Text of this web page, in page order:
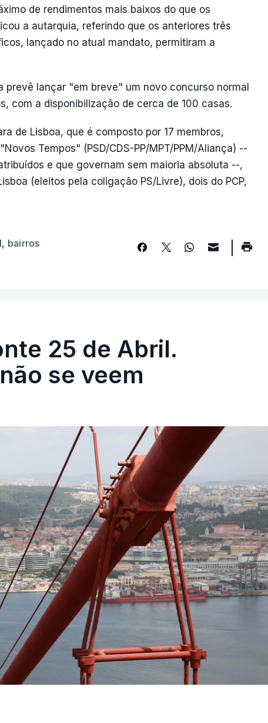
de rendimentos mais baixos do que os
a autarquia, referindo que os anteriores três
lançado no atual mandato, permitiram a
prevê lançar "em breve" um novo concurso normal
com a disponibilização de cerca de 100 casas.
de Lisboa, que é composto por 17 membros,
Tempos" (PSD/CDS-PP/MPT/PPM/Aliança) --
e que governam sem maioria absoluta --,
(eleitos pela coligação PS/Livre), dois do PCP,
, bairros
25 de Abril.
se veem